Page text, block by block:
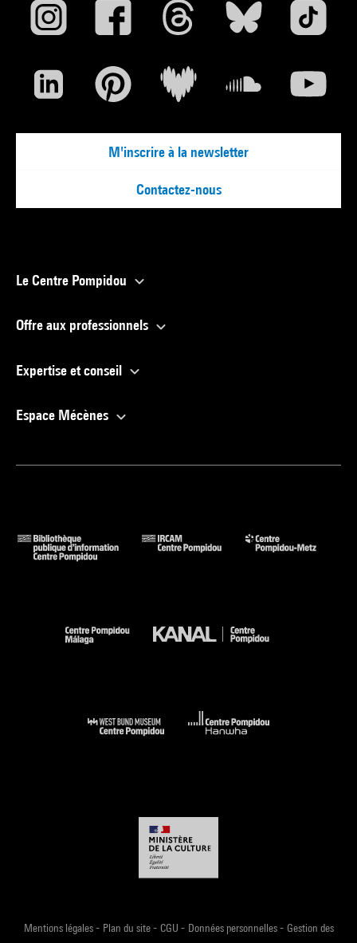
M'inscrire à la newsletter
Contactez-nous
Le Centre Pompidou
Offre aux professionnels
Expertise et conseil
Espace Mécènes
Mentions légales- Plan du site- CGU - Données personnelles- Gestion des